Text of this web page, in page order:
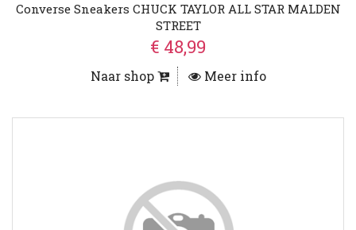
Converse Sneakers CHUCK TAYLOR ALL STAR MALDEN
STREET
€ 48,99
Naar shop Meer info